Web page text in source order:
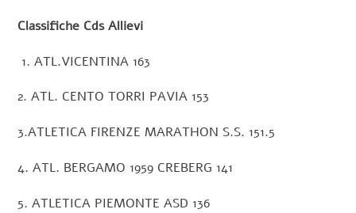
Classifiche Cds Allievi
1. ATL.VICENTINA 163
2. ATL. CENTO TORRI PAVIA 153
3.ATLETICA FIRENZE MARATHON S.S. 151.5
4. ATL. BERGAMO 1959 CREBERG 141
5. ATLETICA PIEMONTE ASD 136